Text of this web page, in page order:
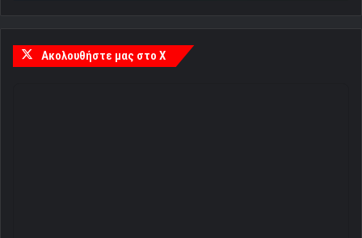
Ακολουθήστε μας στο X